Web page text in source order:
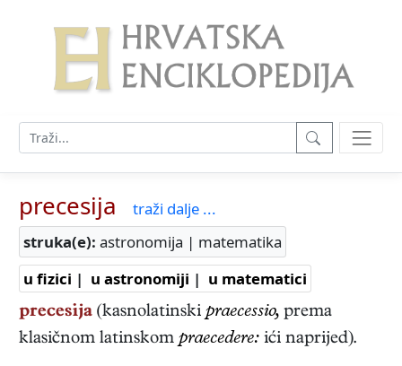
precesija
traži dalje ...
struka(e): astronomija | matematika
u fizici | u astronomiji | u matematici
precesija (kasnolatinskipraecessio, prema
klasičnom latinskompraecedere: ići naprijed).